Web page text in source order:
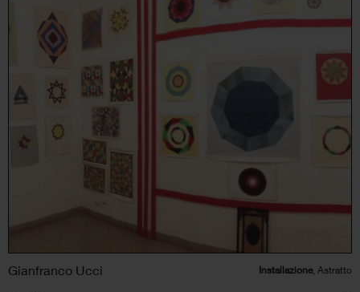
Gianfranco Ucci Installazione, Astratto